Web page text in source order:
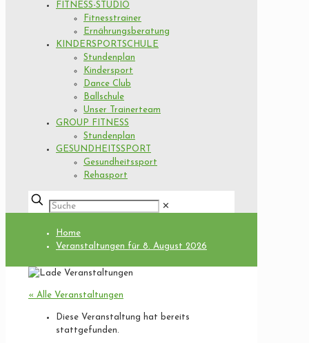
FITNESS-STUDIO
Fitnesstrainer
Ernährungsberatung
KINDERSPORTSCHULE
Stundenplan
Kindersport
Dance Club
Ballschule
Unser Trainerteam
GROUP FITNESS
Stundenplan
GESUNDHEITSSPORT
Gesundheitssport
Rehasport
✕
Home
Veranstaltungen für 8. August 2026
« Alle Veranstaltungen
Diese Veranstaltung hat bereits
stattgefunden.